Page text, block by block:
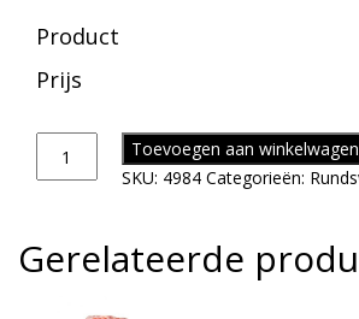
Product
Prijs
Toevoegen aan winkelwagen
SKU: 4984 Categorieën:
Gerelateerde